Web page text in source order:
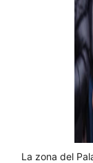
La zona del